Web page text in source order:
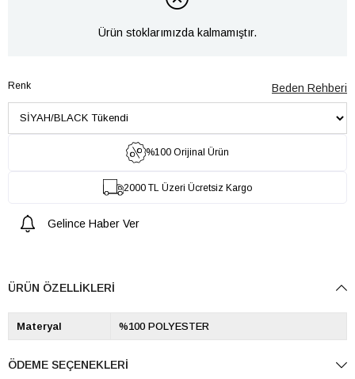
Ürün stoklarımızda kalmamıştır.
Renk Beden Rehberi
%100 Orijinal Ürün
2000 TL Üzeri Ücretsiz Kargo
Gelince Haber Ver
ÜRÜN ÖZELLIKLERI
Materyal %100 POLYESTER
ÖDEME SEÇENEKLERI